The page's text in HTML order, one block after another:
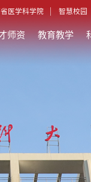
医学科学院 智慧校园
师资 教育教学